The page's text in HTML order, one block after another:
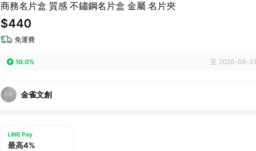
商務名片盒 質感 不鏽鋼名片盒 金屬 名片夾
$440
免運費
10.0% 至 2026-08-
金雀文創
LINE Pay
最高4%